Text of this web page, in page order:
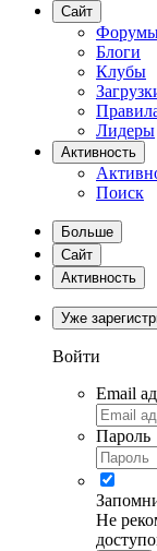
Сайт
Блоги
Клубы
Лидеры
Активность
Поиск
Больше
Сайт
Активность
Уже
Войти
Email
Пароль
Не